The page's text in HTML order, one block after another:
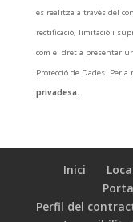
es realitza a través del
rectificació, limitació i
com el dret a presentar
Protecció de Dades. Per
privadesa.
Inici
Perfil del